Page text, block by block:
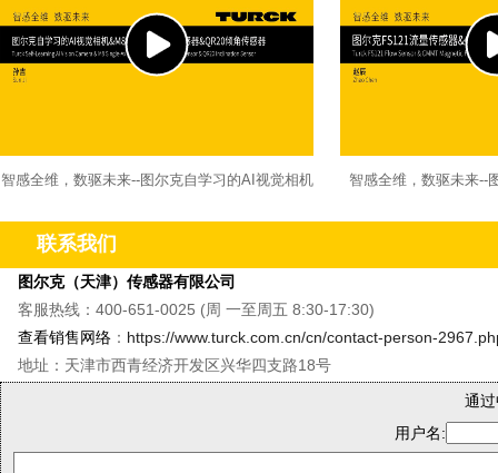
智感全维，数驱未来--图尔克自学习的AI视觉相机
智感全维，数驱未来--
联系我们
图尔克（天津）传感器有限公司
客服热线：400-651-0025 (周 一至周五 8:30-17:30)
查看销售网络 ： https://www.turck.com.cn/cn/contact-person-
地址：天津市西青经济开发区兴华四支路18号
通
用户名: